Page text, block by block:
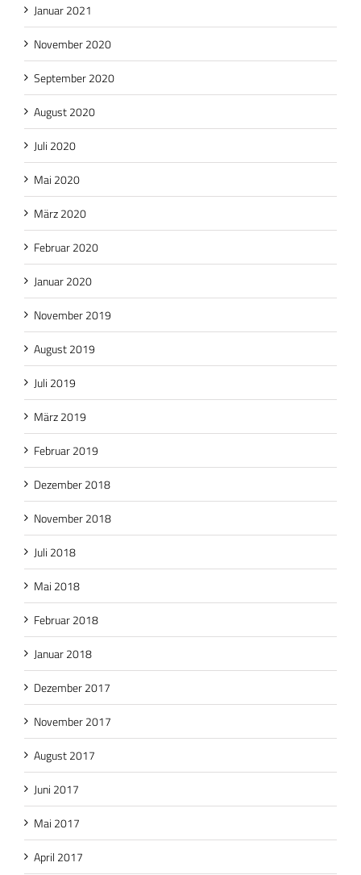
Januar 2021
November 2020
September 2020
August 2020
Juli 2020
Mai 2020
März 2020
Februar 2020
Januar 2020
November 2019
August 2019
Juli 2019
März 2019
Februar 2019
Dezember 2018
November 2018
Juli 2018
Mai 2018
Februar 2018
Januar 2018
Dezember 2017
November 2017
August 2017
Juni 2017
Mai 2017
April 2017